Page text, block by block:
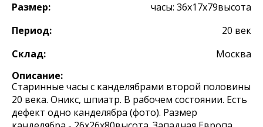
Размер:
часы: 36х17х79высота
Период:
20 век
Склад:
Москва
Описание:
Старинные часы с канделябрами второй половины
20 века. Оникс, шпиатр. В рабочем состоянии. Есть
дефект одно канделябра (фото). Размер